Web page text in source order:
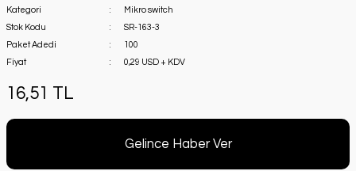
Kategori
Mikro switch
Stok Kodu
SR-163-3
Paket Adedi
100
Fiyat
0,29 USD + KDV
16,51 TL
Gelince Haber Ver